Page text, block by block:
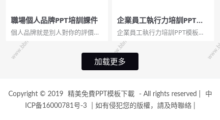
職場個人品牌PPT培訓課件
個人品牌就是別人對你的評價、
印象和口碑。塑造良好的個人品
牌會讓你的職場之路越走越遠。
布衣公子來教你建立個人品牌，
包括：喚醒個人品牌意識；理解
個人品牌內涵；實施個人品牌塑
企業員工執行力培訓PPT模
板
企業員工執行力培訓PPT模板。
包括執行力知識概述、執行力缺
失原因、怎樣提升執行力 、執行
力理念/原則幾部分。...
加载更多
Copyright © 2019 精美免費PPT模板下載 - All rights reserved
中
ICP备16000781号-3
如有侵犯您的版權，請及時聯絡|